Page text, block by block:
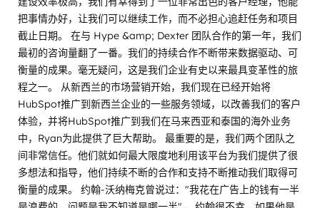
把事情办好，让我们可以继续工作，而不必担心追赶任务和项目
截止日期。 在与 Hype &amp; Dexter 团队合作的第一年，我们
最初的咨询量翻了一番。我们的持续合作不断带来数据驱动、可
衡量的成果。毫无疑问，这是我们企业有史以来最具变革性的旅
程之一。 从新西兰的市场营销开始，我们现在已经开始将
HubSpot推广到新西兰企业的一些服务领域，以改善我们的客户
体验，并将HubSpot推广到我们在马来西亚和泰国的海外业务
中，Ryan为此提供了巨大帮助。 最重要的是，我们两个团队之
间非常信任。他们就如何最大限度地利用该平台为我们提供了很
多想法和指导，他们持续不断的合作和支持不断推动我们取得可
衡量的成果。 约翰-沃纳梅克曾说过："我花在广告上的钱有一半